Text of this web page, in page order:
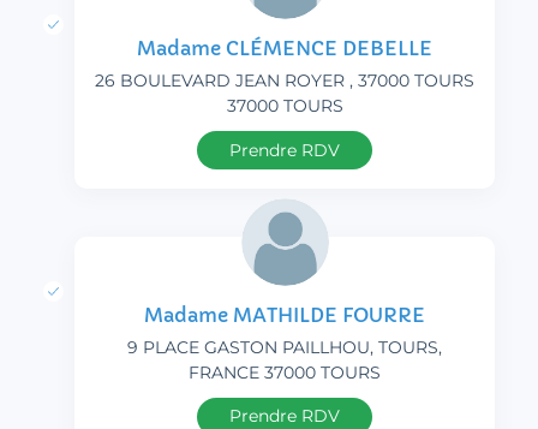
Madame CLÉMENCE DEBELLE
26 BOULEVARD JEAN ROYER , 37000 TOURS
37000 TOURS
Prendre RDV
Madame MATHILDE FOURRE
9 PLACE GASTON PAILLHOU, TOURS,
FRANCE 37000 TOURS
Prendre RDV